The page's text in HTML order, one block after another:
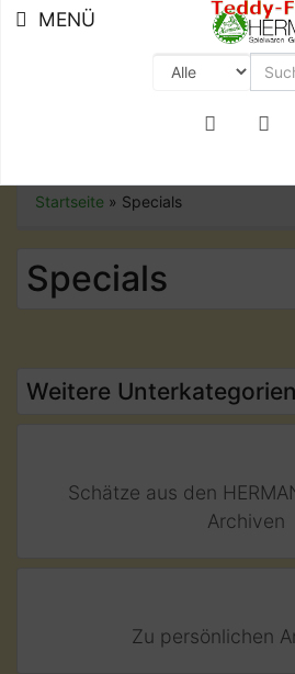
+49 (0)
MENÜ
Startseite » Specials
Specials
Weitere
Schätze aus den
Archiven
Zu persönlichen